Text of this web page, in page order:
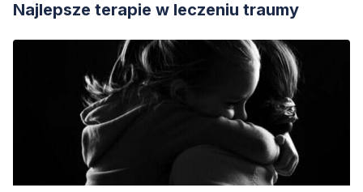
Psychology
(5), 713–727.
https://doi.org/10.1037/a0035809
Swann, W. B., Gómez, Á., Dovidio, J. F., Hart, S., & Jetten, J.
(2010). Dying and Killing for One’s Group: Identity Fusion
Moderates Responses to Intergroup Versions of the
Trolley Problem.
,21(8), 1176–
https://doi.org/10.1177/0956797610376656
Swann, W. B., Jr., Jetten, J., Gómez, Á., Whitehouse, H., &
Najlepsze terapie w leczeniu traumy